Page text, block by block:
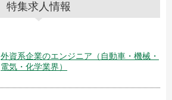
特集求人情報
外資系企業のエンジニア（自動車・機械・
電気・化学業界）